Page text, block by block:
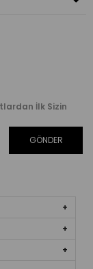
İlk Sizin
GÖNDER